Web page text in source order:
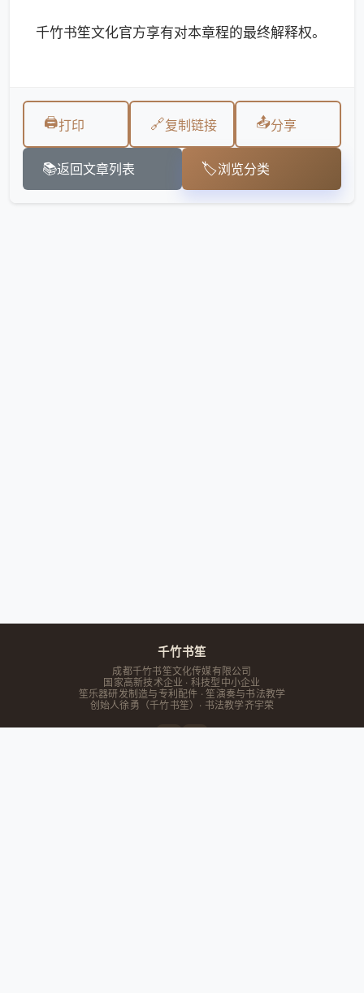
千竹书笙文化官方享有对本章程的最终解释权。
🖨️打印 🔗复制链接 📤分享
📚返回文章列表 🏷️浏览分类
千竹书笙
成都千竹书笙文化传媒有限公司
国家高新技术企业 · 科技型中小企业
笙乐器研发制造与专利配件 · 笙演奏与书法教学
创始人徐勇 （千竹书笙）· 书法教学齐宇荣